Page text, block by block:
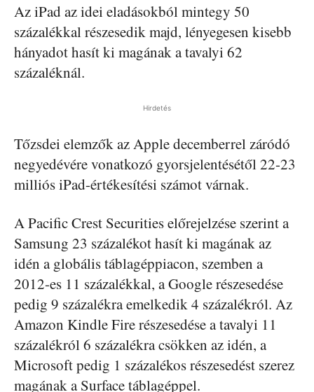
Az iPad az idei eladásokból mintegy 50
százalékkal részesedik majd, lényegesen kisebb
hányadot hasít ki magának a tavalyi 62
százaléknál.
Hirdetés
Tőzsdei elemzők az Apple decemberrel záródó
negyedévére vonatkozó gyorsjelentésétől 22-23
milliós iPad-értékesítési számot várnak.
A Pacific Crest Securities előrejelzése szerint a
Samsung 23 százalékot hasít ki magának az
idén a globális táblagéppiacon, szemben a
2012-es 11 százalékkal, a Google részesedése
pedig 9 százalékra emelkedik 4 százalékról. Az
Amazon Kindle Fire részesedése a tavalyi 11
százalékról 6 százalékra csökken az idén, a
Microsoft pedig 1 százalékos részesedést szerez
magának a Surface táblagéppel.